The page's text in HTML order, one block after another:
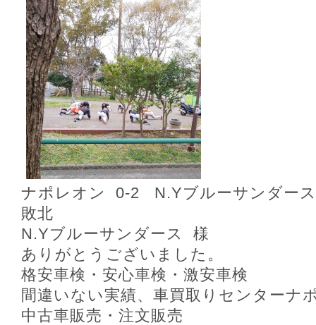
ナポレオン 0‐2 N.Yブルーサンダース
敗北
N.Yブルーサンダース 様
ありがとうございました。
格安車検・安心車検・激安車検
間違いない実績、車買取りセンターナ
中古車販売・注文販売